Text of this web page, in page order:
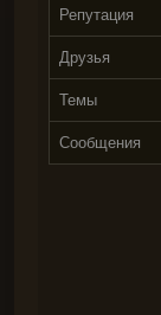
Репутация
Друзья
Темы
Сообщения